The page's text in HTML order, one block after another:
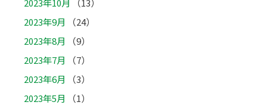
2023年10月
（13）
2023年9月
（24）
2023年8月
（9）
2023年7月
（7）
2023年6月
（3）
2023年5月
（1）